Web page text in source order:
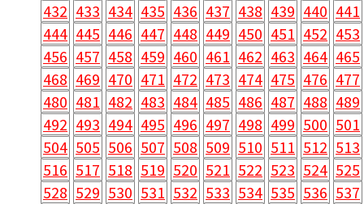
432 433 434 435 436 437 438 439 440 441
444 445 446 447 448 449 450 451 452 453
456 457 458 459 460 461 462 463 464 465
468 469 470 471 472 473 474 475 476 477
480 481 482 483 484 485 486 487 488 489
492 493 494 495 496 497 498 499 500 501
504 505 506 507 508 509 510 511 512 513
516 517 518 519 520 521 522 523 524 525
528 529 530 531 532 533 534 535 536 537